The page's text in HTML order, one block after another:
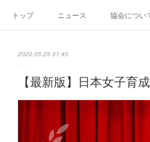
トップ ニュース 協会につい
2020.05.29 01:45
【最新版】日本女子育